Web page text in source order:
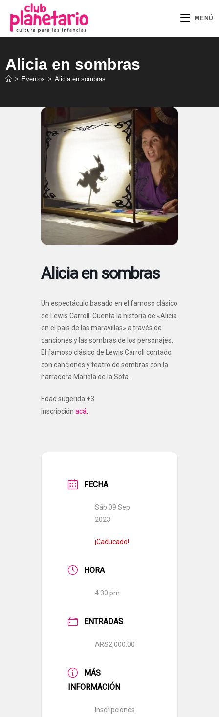
contenido
MENÚ
Alicia en sombras
> Eventos > Alicia en sombras
Alicia en sombras
Un espectáculo basado en el famoso clásico
de Lewis Carroll. Cuenta la historia de «Alicia
en el país de las maravillas» a través de
canciones y las sombras de los personajes.
El famoso clásico de Lewis Carroll contado
con canciones y teatro de sombras con la
narradora Mariela de la Sota.
Edad sugerida +3
Inscripción acá.
FECHA
Sáb 09 Sep
2023
¡Caducado!
HORA
4:30 pm
ENTRADAS
ARS2,000.00
MÁS
INFORMACIÓN
Inscripciones